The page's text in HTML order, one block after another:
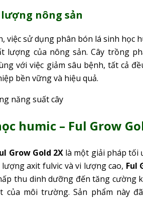
nông sản
việc sử dụng phân bón lá sinh học
lượng của nông sản. Cây trồng
với việc giảm sâu bệnh, tất cả
bền vững và hiệu quả.
humic – Ful Grow
Grow Gold 2X là một giải pháp tối
axit fulvic và vi lượng cao, Ful
thu dinh dưỡng đến tăng cường
của môi trường. Sản phẩm này